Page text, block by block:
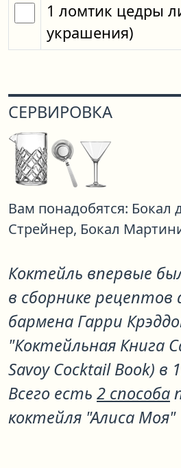
1 ломтик цедры
украшения)
СЕРВИРОВКА
Вам понадобятся: Бокал
Стрейнер, Бокал
Коктейль впервые
в сборнике рецептов
бармена Гарри
"Коктейльная Книга
Savoy Cocktail Book) в
Всего есть 2 способа
коктейля "Алиса Моя"